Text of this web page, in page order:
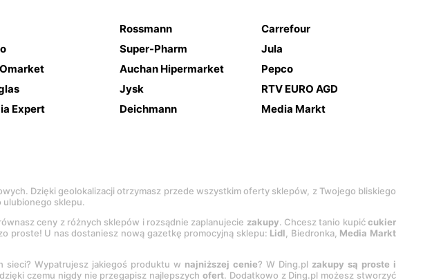
Rossmann
Carrefour
Super-Pharm
Jula
Auchan Hipermarket
Pepco
Jysk
RTV EURO AGD
Expert Deichmann Media Markt
Dzięki geolokalizacji otrzymasz przede wszystkim oferty sklepów, z Twojego bliskiego
ulubionego sklepu.
ceny z różnych sklepów i rozsądnie zaplanujecie zakupy. Chcesz tanio kupićcukier
proste! U nas dostaniesz nową gazetkę promocyjną sklepu: Lidl, Biedronka, Media Markt
sieci? Wypatrujesz jakiegoś produktu w najniższej cenie? W Ding.pl zakupy są proste i
czemu nigdy nie przegapisz najlepszychofert. Dodatkowo z Ding.pl możesz stworzyć